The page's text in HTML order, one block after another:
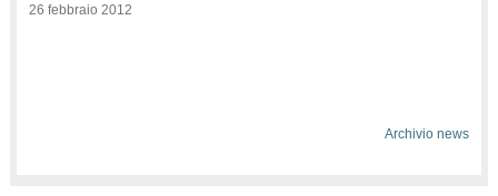
26 febbraio 2012
Archivio news